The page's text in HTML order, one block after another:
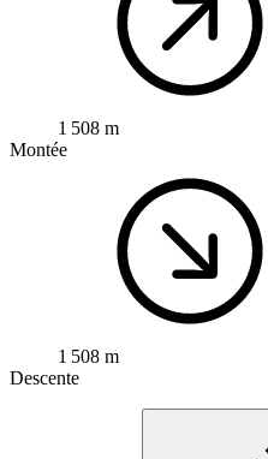
1 508 m
Montée
1 508 m
Descente